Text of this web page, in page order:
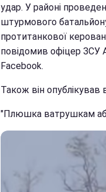
удар. У районі
штурмового
протитанкової
повідомив офіцер ЗСУ
Facebook.
Також він опублікував
"Плюшка ватрушкам